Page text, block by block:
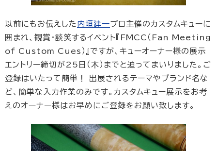
以前にもお伝えした 内垣建一プロ主催のカスタムキューに
囲まれ、観賞・談笑するイベント『FMCC（Fan Meeting
of Custom Cues）』ですが、キューオーナー様の展示
エントリー締切が25日（木）までと迫ってまいりました。ご
登録はいたって簡単！ 出展されるテーマやブランド名な
ど、簡単な入力作業のみです。カスタムキュー展示をお考
えのオーナー様はお早めにご登録をお願い致します。